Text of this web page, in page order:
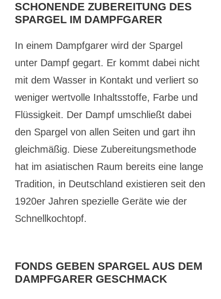
SCHONENDE ZUBEREITUNG DES
SPARGEL IM DAMPFGARER
In einem Dampfgarer wird der Spargel
unter Dampf gegart. Er kommt dabei nicht
mit dem Wasser in Kontakt und verliert so
weniger wertvolle Inhaltsstoffe, Farbe und
Flüssigkeit. Der Dampf umschließt dabei
den Spargel von allen Seiten und gart ihn
gleichmäßig. Diese Zubereitungsmethode
hat im asiatischen Raum bereits eine lange
Tradition, in Deutschland existieren seit den
1920er Jahren spezielle Geräte wie der
Schnellkochtopf.
FONDS GEBEN SPARGEL AUS DEM
DAMPFGARER GESCHMACK